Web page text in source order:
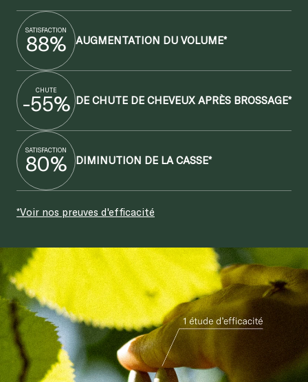
SATISFACTION
88% AUGMENTATION DU VOLUME*
CHUTE
-55% DE CHUTE DE CHEVEUX APRÈS BROSSAGE*
SATISFACTION
80% DIMINUTION DE LA CASSE*
*Voir nos preuves d'efficacité